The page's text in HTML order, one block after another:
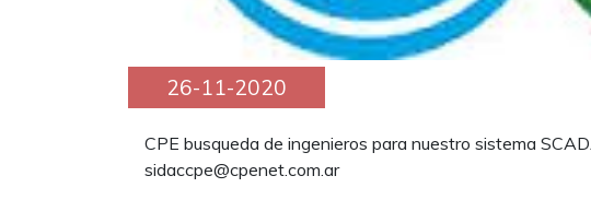
26-11-2020
CPE busqueda de ingenieros para nuestro sistema
sidaccpe@cpenet.com.ar